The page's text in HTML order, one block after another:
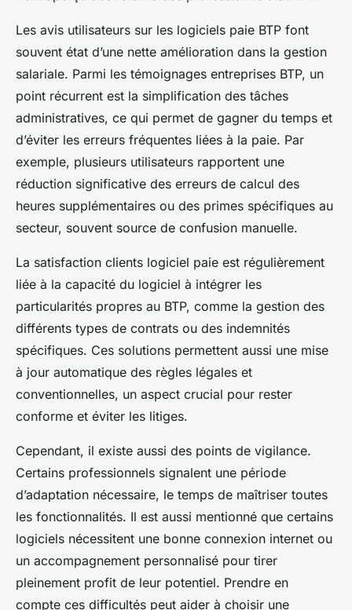
Les avis utilisateurs sur les logiciels paie BTP font
souvent état d’une nette amélioration dans la gestion
salariale. Parmi les témoignages entreprises BTP, un
point récurrent est la simplification des tâches
administratives, ce qui permet de gagner du temps et
d’éviter les erreurs fréquentes liées à la paie. Par
exemple, plusieurs utilisateurs rapportent une
réduction significative des erreurs de calcul des
heures supplémentaires ou des primes spécifiques au
secteur, souvent source de confusion manuelle.
La satisfaction clients logiciel paie est régulièrement
liée à la capacité du logiciel à intégrer les
particularités propres au BTP, comme la gestion des
différents types de contrats ou des indemnités
spécifiques. Ces solutions permettent aussi une mise
à jour automatique des règles légales et
conventionnelles, un aspect crucial pour rester
conforme et éviter les litiges.
Cependant, il existe aussi des points de vigilance.
Certains professionnels signalent une période
d’adaptation nécessaire, le temps de maîtriser toutes
les fonctionnalités. Il est aussi mentionné que certains
logiciels nécessitent une bonne connexion internet ou
un accompagnement personnalisé pour tirer
pleinement profit de leur potentiel. Prendre en
compte ces difficultés peut aider à choisir une